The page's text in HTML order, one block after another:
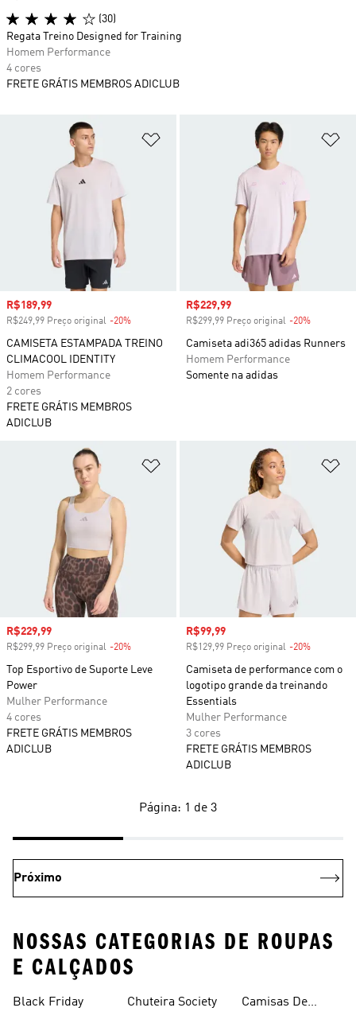
Adicionar à Lista de Desejos
Preço com desconto
R$189,99
R$249,99 Preço original -20%
CAMISETA ESTAMPADA TREINO
CLIMACOOL IDENTITY
Homem Performance
2 cores
FRETE GRÁTIS MEMBROS
ADICLUB
Preço com desconto
R$229,99
R$299,99 Preço original -20%
Camiseta adi365 adidas Runners
Homem Performance
Somente na adidas
Adicionar à Lista de Desejos
Preço com desconto
R$229,99
R$299,99 Preço original -20%
Top Esportivo de Suporte Leve
Power
Mulher Performance
4 cores
FRETE GRÁTIS MEMBROS
ADICLUB
Preço com desconto
R$99,99
R$129,99 Preço original -20%
Camiseta de performance com o
logotipo grande da treinando
Essentials
Mulher Performance
3 cores
FRETE GRÁTIS MEMBROS
ADICLUB
(30)
Regata Treino Designed for Training
Homem Performance
4 cores
FRETE GRÁTIS MEMBROS ADICLUB
Página: 1 de 3
Próximo
NOSSAS CATEGORIAS DE ROUPAS
E CALÇADOS
Black Friday Chuteira Society
Camisas De